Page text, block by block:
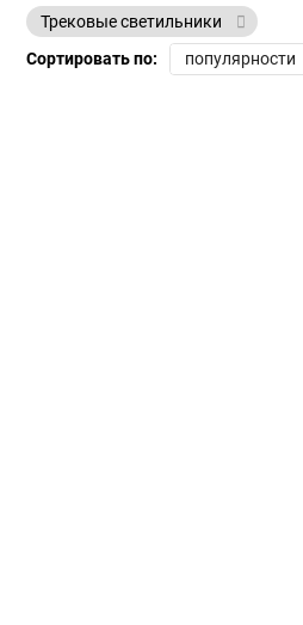
Трековые светильники
Сортировать по:
популярности